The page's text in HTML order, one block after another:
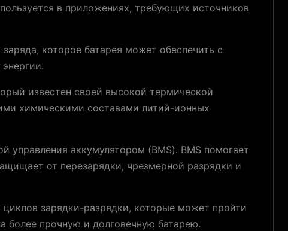
в приложениях, требующих источников
которое батарея может обеспечить с
известен своей высокой термической
химическими составами литий-ионных
управления аккумулятором (BMS). BMS помогает
от перезарядки, чрезмерной разрядки и
зарядки-разрядки, которые может пройти
более прочную и долговечную батарею.